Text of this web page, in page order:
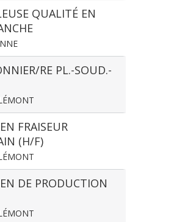
QUALITÉ EN
RE PL.-SOUD.-
FRAISEUR
(H/F)
DE PRODUCTION